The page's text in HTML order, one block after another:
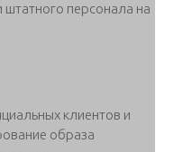
штатного персонала на
клиентов и
образа